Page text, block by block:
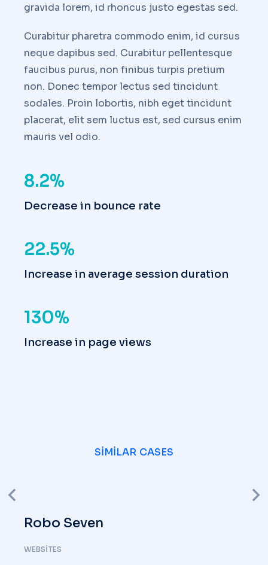
gravida lorem, id rhoncus justo egestas sed.
Curabitur pharetra commodo enim, id cursus
neque dapibus sed. Curabitur pellentesque
faucibus purus, non finibus turpis pretium
non. Donec tempor lectus sed tincidunt
sodales. Proin lobortis, nibh eget tincidunt
placerat, elit sem luctus est, sed cursus enim
mauris vel odio.
8.2%
Decrease in bounce rate
22.5%
Increase in average session duration
130%
Increase in page views
SIMILAR CASES
Robo Seven
WEBSITES